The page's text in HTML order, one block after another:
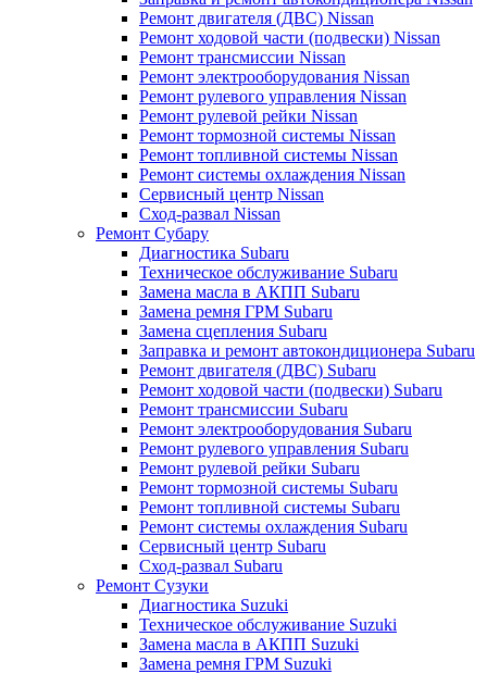
Ремонт двигателя (ДВС) Nissan
Ремонт ходовой части (подвески) Nissan
Ремонт трансмиссии Nissan
Ремонт электрооборудования Nissan
Ремонт рулевого управления Nissan
Ремонт рулевой рейки Nissan
Ремонт тормозной системы Nissan
Ремонт топливной системы Nissan
Ремонт системы охлаждения Nissan
Сервисный центр Nissan
Сход-развал Nissan
Ремонт Субару
Диагностика Subaru
Техническое обслуживание Subaru
Замена масла в АКПП Subaru
Замена ремня ГРМ Subaru
Замена сцепления Subaru
Заправка и ремонт автокондиционера Subaru
Ремонт двигателя (ДВС) Subaru
Ремонт ходовой части (подвески) Subaru
Ремонт трансмиссии Subaru
Ремонт электрооборудования Subaru
Ремонт рулевого управления Subaru
Ремонт рулевой рейки Subaru
Ремонт тормозной системы Subaru
Ремонт топливной системы Subaru
Ремонт системы охлаждения Subaru
Сервисный центр Subaru
Сход-развал Subaru
Ремонт Сузуки
Диагностика Suzuki
Техническое обслуживание Suzuki
Замена масла в АКПП Suzuki
Замена ремня ГРМ Suzuki